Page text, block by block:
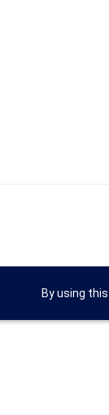
By using